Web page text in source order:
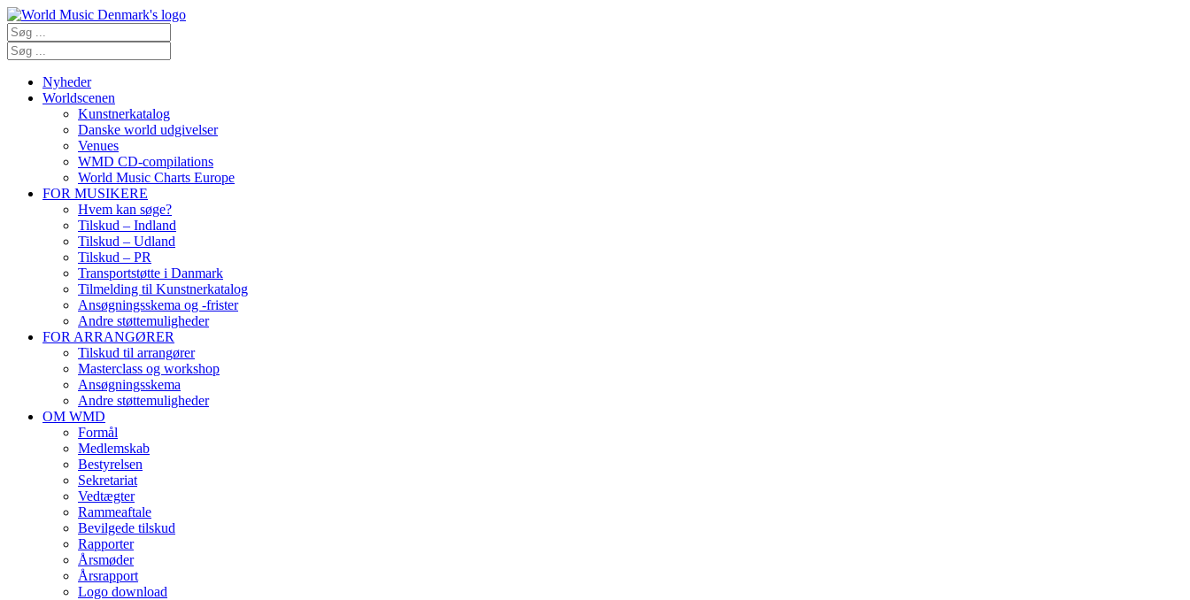
Nyheder
Worldscenen
Kunstnerkatalog
Danske world udgivelser
Venues
WMD CD-compilations
World Music Charts Europe
FOR MUSIKERE
Hvem kan søge?
Tilskud – Indland
Tilskud – Udland
Tilskud – PR
Transportstøtte i Danmark
Tilmelding til Kunstnerkatalog
Ansøgningsskema og -frister
Andre støttemuligheder
FOR ARRANGØRER
Tilskud til arrangører
Masterclass og workshop
Ansøgningsskema
Andre støttemuligheder
OM WMD
Formål
Medlemskab
Bestyrelsen
Sekretariat
Vedtægter
Rammeaftale
Bevilgede tilskud
Rapporter
Årsmøder
Årsrapport
Logo download